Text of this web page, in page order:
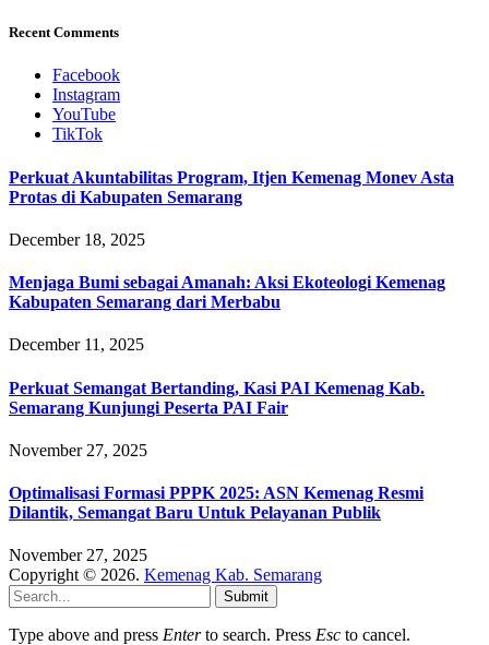
Recent Comments
Facebook
Instagram
YouTube
TikTok
Perkuat Akuntabilitas Program, Itjen Kemenag Monev Asta
Protas di Kabupaten Semarang
December 18, 2025
Menjaga Bumi sebagai Amanah: Aksi Ekoteologi Kemenag
Kabupaten Semarang dari Merbabu
December 11, 2025
Perkuat Semangat Bertanding, Kasi PAI Kemenag Kab.
Semarang Kunjungi Peserta PAI Fair
November 27, 2025
Optimalisasi Formasi PPPK 2025: ASN Kemenag Resmi
Dilantik, Semangat Baru Untuk Pelayanan Publik
November 27, 2025
Copyright © 2026. Kemenag Kab. Semarang
Submit
Type above and press Enterto search. Press Esc to cancel.